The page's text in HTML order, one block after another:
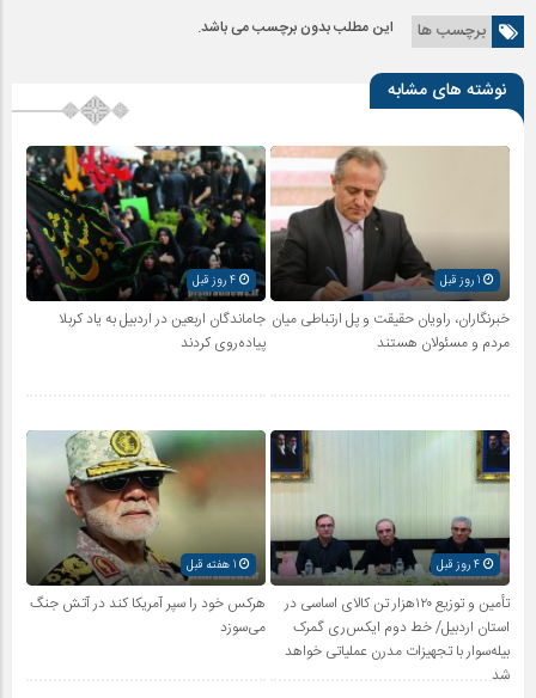
برچسب ها این مطلب بدون برچسب می باشد.
نوشته های مشابه
1 روز قبل
خبرنگاران، راویان حقیقت و پل ارتباطی میان
مردم و مسئولان هستند
جاماندگان اربعین در اردبیل به یاد کربلا
پیاده‌روی کردند
4 روز قبل
تأمین و توزیع ۱۲۰هزار تن کالای اساسی در
استان اردبیل/ خط دوم ایکس‌ری گمرک
بیله‌سوار با تجهیزات مدرن عملیاتی خواهد
شد
هرکس خود را سپر آمریکا کند در آتش جنگ
می‌سوزد